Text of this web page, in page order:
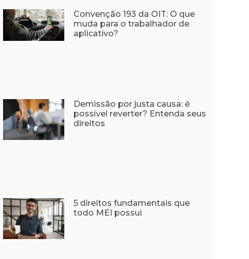
Convenção 193 da OIT: O que
muda para o trabalhador de
aplicativo?
Demissão por justa causa: é
possível reverter? Entenda seus
direitos
5 direitos fundamentais que
todo MEI possui